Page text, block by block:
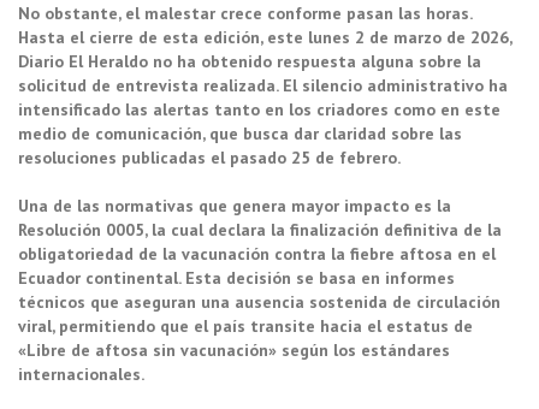
No obstante, el malestar crece conforme pasan las horas.
Hasta el cierre de esta edición, este lunes 2 de marzo de 2026,
Diario El Heraldo no ha obtenido respuesta alguna sobre la
solicitud de entrevista realizada. El silencio administrativo ha
intensificado las alertas tanto en los criadores como en este
medio de comunicación, que busca dar claridad sobre las
resoluciones publicadas el pasado 25 de febrero.
Una de las normativas que genera mayor impacto es la
Resolución 0005, la cual declara la finalización definitiva de la
obligatoriedad de la vacunación contra la fiebre aftosa en el
Ecuador continental. Esta decisión se basa en informes
técnicos que aseguran una ausencia sostenida de circulación
viral, permitiendo que el país transite hacia el estatus de
«Libre de aftosa sin vacunación» según los estándares
internacionales.